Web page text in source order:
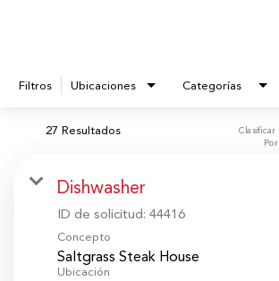
Filtros Ubicaciones Categorías
27 Resultados
Clasificar
Por
Dishwasher
ID de solicitud: 44416
Concepto
Saltgrass Steak House
Ubicación